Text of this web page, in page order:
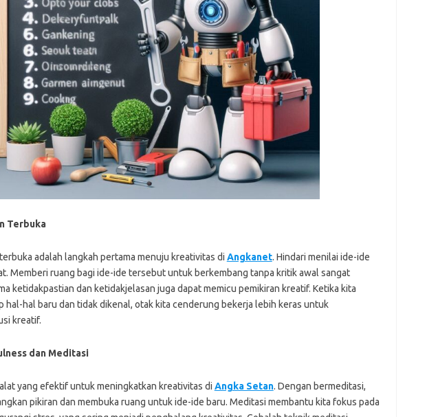
Terbuka
adalah langkah pertama menuju kreativitas di Angkanet. Hindari menilai ide-ide
Memberi ruang bagi ide-ide tersebut untuk berkembang tanpa kritik awal sangat
ketidakpastian dan ketidakjelasan juga dapat memicu pemikiran kreatif. Ketika kita
hal-hal baru dan tidak dikenal, otak kita cenderung bekerja lebih keras untuk
kreatif.
dan Meditasi
yang efektif untuk meningkatkan kreativitas di Angka Setan. Dengan bermeditasi,
pikiran dan membuka ruang untuk ide-ide baru. Meditasi membantu kita fokus pada